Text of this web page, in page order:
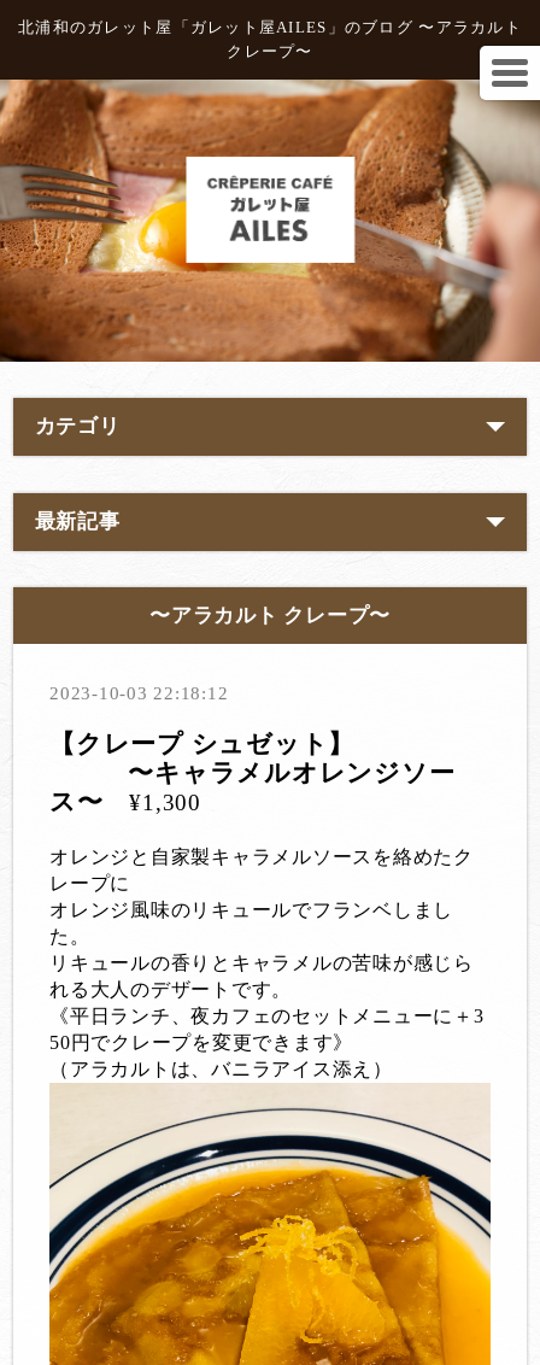
北浦和のガレット屋「ガレット屋AILES」のブログ 〜アラカルト
クレープ〜
カテゴリ
最新記事
〜アラカルト クレープ〜
2023-10-03 22:18:12
【クレープ シュゼット】
〜キャラメルオレンジソー
ス〜¥1,300
オレンジと自家製キャラメルソースを絡めたク
レープに
オレンジ風味のリキュールでフランベしまし
た。
リキュールの香りとキャラメルの苦味が感じら
れる大人のデザートです。
《平日ランチ、夜カフェのセットメニューに＋3
50円でクレープを変更できます》
（アラカルトは、バニラアイス添え）